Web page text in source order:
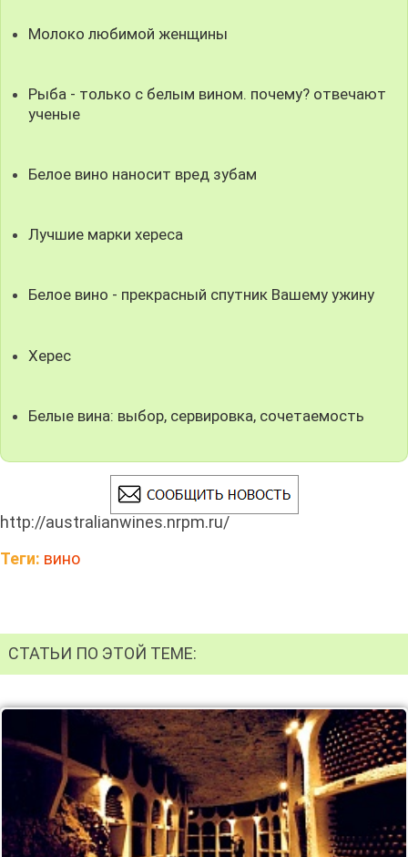
Молоко любимой женщины
Рыба - только с белым вином. почему? отвечают
ученые
Белое вино наносит вред зубам
Лучшие марки хереса
Белое вино - прекрасный спутник Вашему ужину
Херес
Белые вина: выбор, сервировка, сочетаемость
http://australianwines.nrpm.ru/
Теги: вино
СТАТЬИ ПО ЭТОЙ ТЕМЕ: